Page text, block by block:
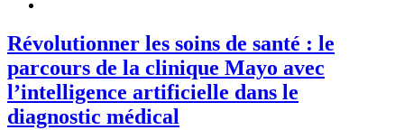
Révolutionner les soins de santé : le
parcours de la clinique Mayo avec
l’intelligence artificielle dans le
diagnostic médical